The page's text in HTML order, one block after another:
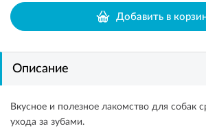
Добавить в
Описание
Вкусное и полезное лакомство для собак
ухода за зубами.